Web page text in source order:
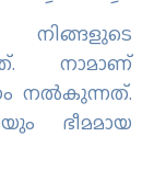
നിങ്ങളുടെ
നാമാണ്
നല്‍കുന്നത്‌.
ഭീമമായ